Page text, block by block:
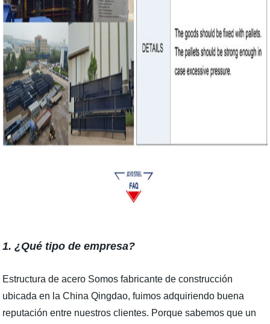
1. ¿Qué tipo de empresa?
Estructura de acero Somos fabricante de construcción
ubicada en la China Qingdao, fuimos adquiriendo buena
reputación entre nuestros clientes. Porque sabemos que un